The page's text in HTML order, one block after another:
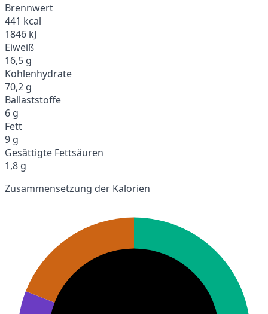
Brennwert
441 kcal
1846 kJ
Eiweiß
16,5 g
Kohlenhydrate
70,2 g
Ballaststoffe
6 g
Fett
9 g
Gesättigte Fettsäuren
1,8 g
Zusammensetzung der Kalorien